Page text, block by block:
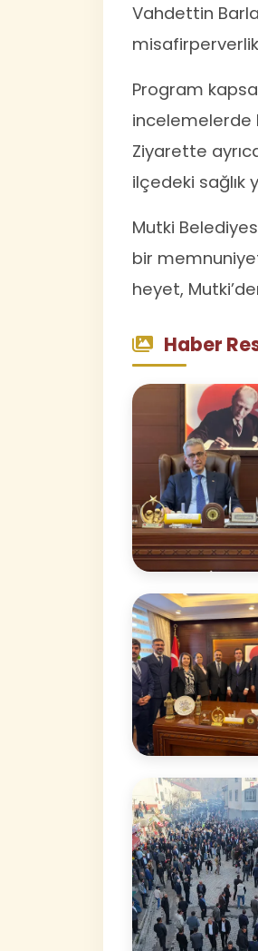
Vahdettin
Program
incelemelerde
Ziyarette
ilçedeki sağlık
Mutki
bir
heyet,
Haber